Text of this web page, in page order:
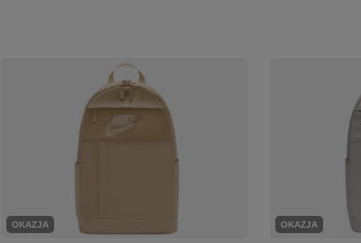
OKAZJA OKAZJA